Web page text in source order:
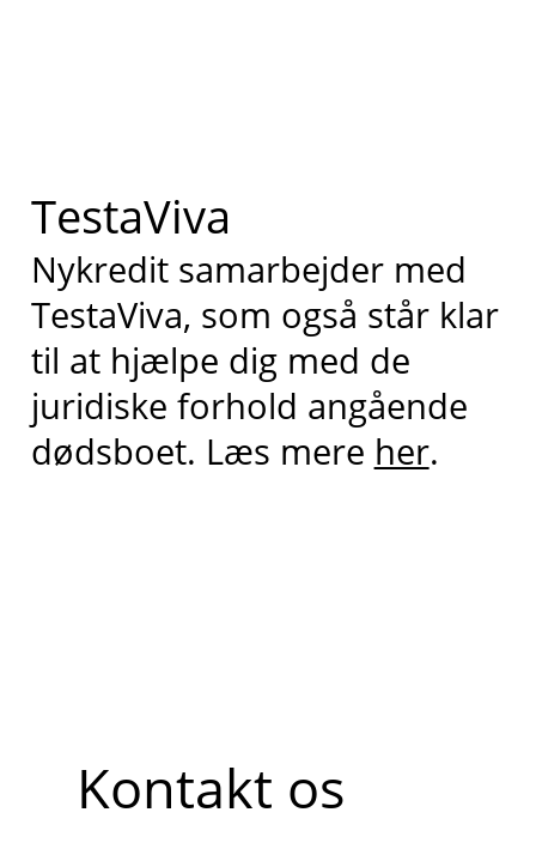
TestaViva
Nykredit samarbejder med
TestaViva, som også står klar
til at hjælpe dig med de
juridiske forhold angående
dødsboet. Læs mere her.
Kontakt os